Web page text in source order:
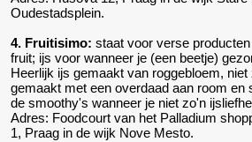
Oudestadsplein.
4. Fruitisimo: staat voor verse
fruit; ijs voor wanneer je (een beetje)
Heerlijk ijs gemaakt van roggebloem, niet
gemaakt met een overdaad aan room en
de smoothy's wanneer je niet zo'n
Adres: Foodcourt van het Palladium
1, Praag in de wijk Nove Mesto.